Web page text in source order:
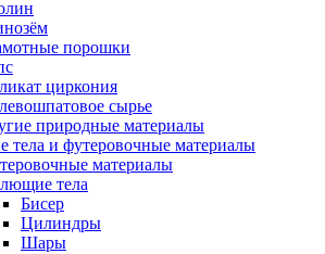
порошки
циркония
сырье
природные материалы
и футеровочные материалы
материалы
тела
Бисер
Цилиндры
Шары